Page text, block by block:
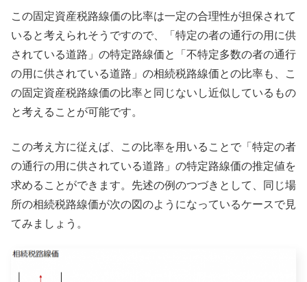
この固定資産税路線価の比率は一定の合理性が担保されて
いると考えられそうですので、「特定の者の通行の用に供
されている道路」の特定路線価と「不特定多数の者の通行
の用に供されている道路」の相続税路線価との比率も、こ
の固定資産税路線価の比率と同じないし近似しているもの
と考えることが可能です。
この考え方に従えば、この比率を用いることで「特定の者
の通行の用に供されている道路」の特定路線価の推定値を
求めることができます。先述の例のつづきとして、同じ場
所の相続税路線価が次の図のようになっているケースで見
てみましょう。